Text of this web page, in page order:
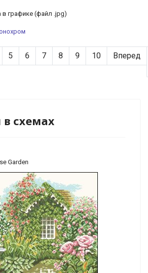
в графике (файл .jpg)
5 6 7 8 9 10 Вперед
схемах
Garden